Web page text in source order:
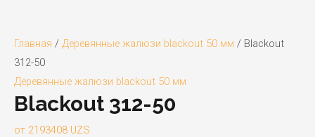
Главная / Деревянные жалюзи blackout 50 мм / Blackout
312-50
Деревянные жалюзи blackout 50 мм
Blackout 312-50
от 2193408 UZS